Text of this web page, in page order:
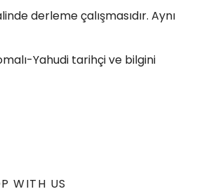
derleme çalışmasıdır. Aynı
Yahudi tarihçi ve bilgini
WITH US